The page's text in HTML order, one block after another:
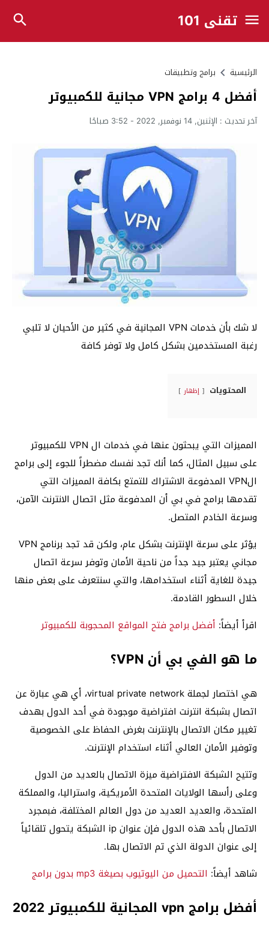
تقني 101
الرئيسية برامج وتطبيقات
أفضل 4 برامج VPN مجانية للكمبيوتر
آخر تحديث : الإثنين, 14 نوفمبر, 2022 - 3:52 صباحًا
لا شك بأن خدمات VPN المجانية في كثير من الأحيان لا تلبي
رغبة المستخدمين بشكل كامل ولا توفر كافة
المحتويات إظهار
المميزات التي يبحثون عنها في خدمات ال VPN للكمبيوتر
على سبيل المثال، كما أنك تجد نفسك مضطراً للجوء إلى برامج
الVPN المدفوعة الاشتراك للتمتع بكافة المميزات التي
تقدمها برامج في بي أن المدفوعة مثل اتصال الانترنت الآمن،
وسرعة الخادم المتصل.
يؤثر على سرعة الإنترنت بشكل عام، ولكن قد تجد برنامج VPN
مجاني يعتبر جيد جداً من ناحية الأمان وتوفر سرعة اتصال
جيدة للغاية أثناء استخدامها، والتي سنتعرف على بعض منها
خلال السطور القادمة.
اقرأ أيضاً: أفضل برامج فتح المواقع المحجوبة للكمبيوتر
ما هو الفي بي أن VPN؟
هي اختصار لجملة virtual private network، أي هي عبارة عن
اتصال بشبكة انترنت افتراضية موجودة في أحد الدول بهدف
تغيير مكان الاتصال بالإنترنت بغرض الحفاظ على الخصوصية
وتوفير الأمان العالي أثناء استخدام الإنترنت.
وتتيح الشبكة الافتراضية ميزة الاتصال بالعديد من الدول
وعلى رأسها الولايات المتحدة الأمريكية، واستراليا، والمملكة
المتحدة، والعديد العديد من دول العالم المختلفة، فبمجرد
الاتصال بأحد هذه الدول فإن عنوان ip الشبكة يتحول تلقائياً
إلى عنوان الدولة الذي تم الاتصال بها.
شاهد أيضاً: التحميل من اليوتيوب بصيغة mp3 بدون برامج
أفضل برامج vpn المجانية للكمبيوتر 2022